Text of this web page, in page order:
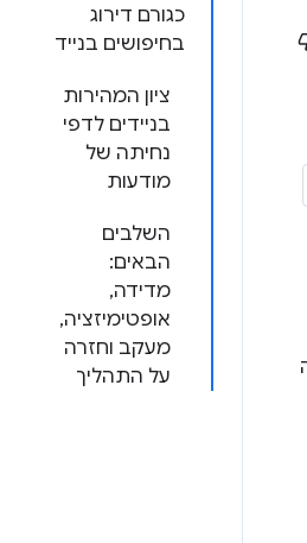
כגורם דירוג
בחיפושים בנייד
ציון המהירות
בניידים לדפי
נחיתה של
מודעות
השלבים
הבאים:
מדידה,
אופטימיזציה,
מעקב וחזרה
על התהליך